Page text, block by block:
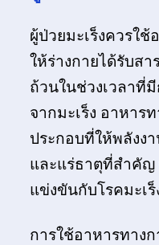
ผู้ป่วยมะเร็งควรใ
ให้ร่างกายได้รับส
ถ้วนในช่วงเวลาที่
จากมะเร็ง อาหาร
ประกอบที่ให้พลังง
และแร่ธาตุที่สำคัญ
แข่งขันกับโรคมะเ
การใช้อาหารทาง